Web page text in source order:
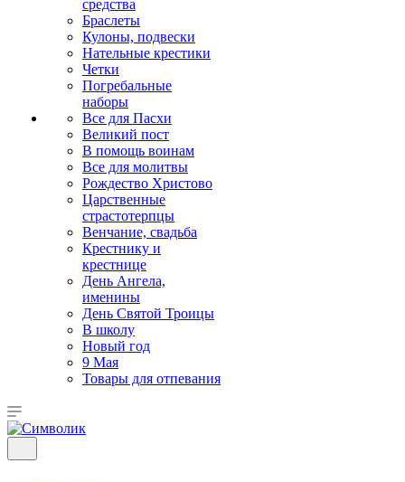
средства
Браслеты
Кулоны, подвески
Нательные крестики
Четки
Погребальные
наборы
Все для Пасхи
Великий пост
В помощь воинам
Все для молитвы
Рождество Христово
Царственные
страстотерпцы
Венчание, свадьба
Крестнику и
крестнице
День Ангела,
именины
День Святой Троицы
В школу
Новый год
9 Мая
Товары для отпевания